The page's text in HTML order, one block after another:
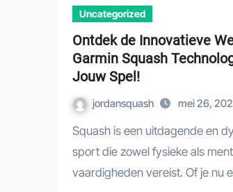
Uncategorized
Ontdek de Innovatieve
Garmin Squash
Jouw Spel!
jordansquash mei 26,
Squash is een uitdagende en dynamische
sport die zowel fysieke als
vaardigheden vereist. Of je nu